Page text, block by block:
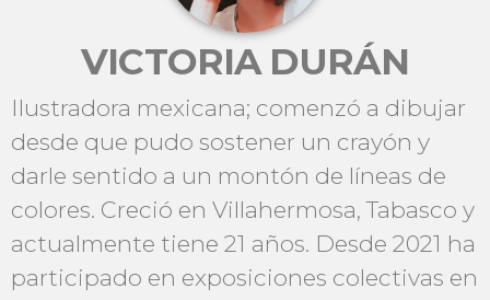
VICTORIA DURÁN
Ilustradora mexicana; comenzó a dibujar
desde que pudo sostener un crayón y
darle sentido a un montón de líneas de
colores. Creció en Villahermosa, Tabasco y
actualmente tiene 21 años. Desde 2021 ha
participado en exposiciones colectivas en